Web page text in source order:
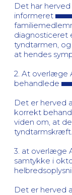
Det har
informeret
diagnosticeret
tyndtarmen,
at hendes
2. At overlæge
behandlede
Det er herved
korrekt
viden om, at
tyndtarmskræft.
3. at overlæge
samtykke i
Det er herved